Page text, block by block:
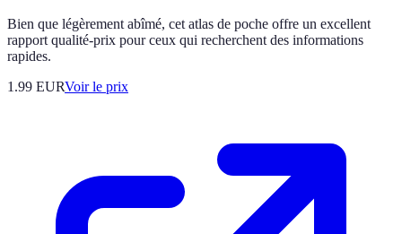
Bien que légèrement abîmé, cet atlas de poche offre un excellent
rapport qualité-prix pour ceux qui recherchent des informations
rapides.
1.99 EURVoir le prix